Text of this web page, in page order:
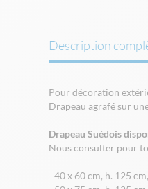
Description
Pour décoration
Drapeau agrafé sur
Drapeau Suédois
Nous consulter pour
- 40 x 60 cm, h. 125